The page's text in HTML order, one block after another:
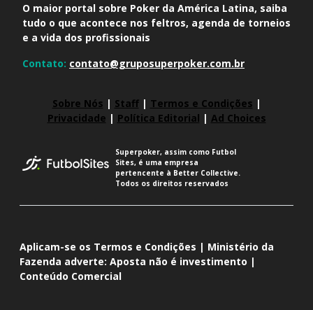
O maior portal sobre Poker da América Latina, saiba
tudo o que acontece nos feltros, agenda de torneios
e a vida dos profissionais
Contato: contato@gruposuperpoker.com.br
Sobre Nós | Staff| Termos e Condições |
Privacidade | Política Editorial | Ad Choices
Superpoker, assim como Futbol
Sites, é uma empresa
pertencente à Better Collective.
Todos os direitos reservados
Aplicam-se os Termos e Condições | Ministério da
Fazenda adverte: Aposta não é investimento |
Conteúdo Comercial